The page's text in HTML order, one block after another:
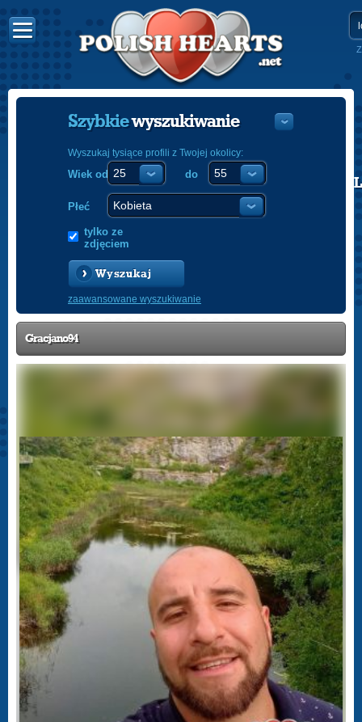
POLISH
Szybkiewyszukiwanie
Wyszukaj tysiące profili z Twojej okolicy:
Wiek od do
Płeć
tylko ze
zdjęciem
Wyszukaj
zaawansowane wyszukiwanie
Gracjano94